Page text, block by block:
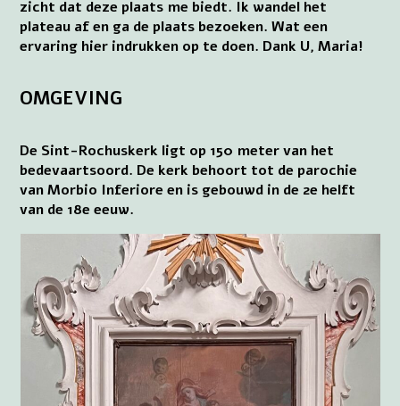
zicht dat deze plaats me biedt. Ik wandel het
plateau af en ga de plaats bezoeken. Wat een
ervaring hier indrukken op te doen. Dank U, Maria!
OMGEVING
De Sint-Rochuskerk ligt op 150 meter van het
bedevaartsoord. De kerk behoort tot de parochie
van Morbio Inferiore en is gebouwd in de 2e helft
van de 18e eeuw.